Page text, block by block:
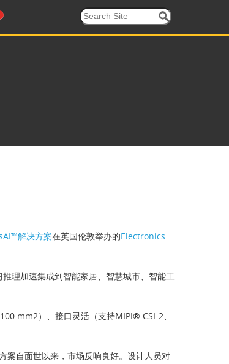
解决方案在英国伦敦举办的Electronics
理加速集成到智能家居、智慧城市、智能工
mm2）、接口灵活（支持MIPI® CSI-2、
自面世以来，市场反响良好。设计人员对